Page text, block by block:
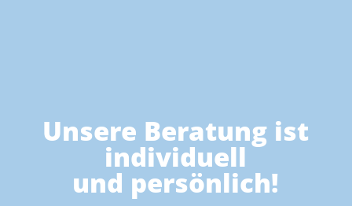
Unsere Beratung ist
individuell
und persönlich!